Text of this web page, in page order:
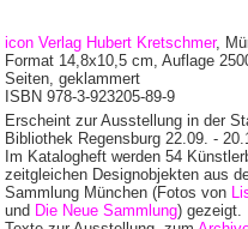
icon Verlag Hubert Kretschmer,
Format 14,8x10,5 cm, Auflage
Seiten, geklammert
ISBN 978-3-923205-89-9
Erscheint zur Ausstellung in der
Bibliothek Regensburg 22.09. -
Im Katalogheft werden 54
zeitgleichen Designobjekten aus
Sammlung München (Fotos von
und Die Neue Sammlung) gezeigt.